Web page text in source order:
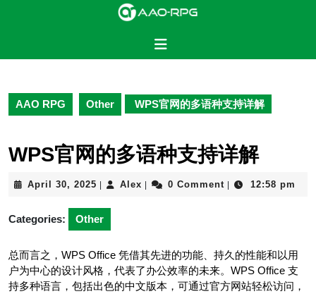
AAO RPG Other WPS官网的多语种支持详解
WPS官网的多语种支持详解
April 30, 2025 April
2025
| Alex Alex
| 0 Comment | 12:58 pm
Categories: Other
总而言之，WPS Office 凭借其先进的功能、持久的性能和以用
户为中心的设计风格，代表了办公效率的未来。WPS Office 支
持多种语言，包括出色的中文版本，可通过官方网站轻松访问，